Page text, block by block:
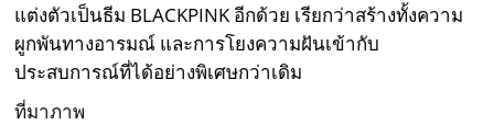
แต่งตัวเป็นธีม BLACKPINK อีกด้วย เรียกว่าสร้างทั้งความ
ผูกพันทางอารมณ์ และการโยงความฝันเข้ากับ
ประสบการณ์ที่ได้อย่างพิเศษกว่าเดิม
ที่มาภาพ